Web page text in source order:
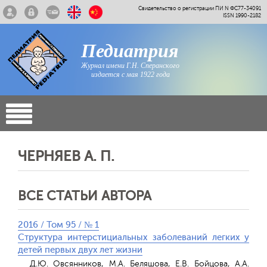
Свидетельство о регистрации ПИ N ФС77-34091
ISSN 1990-2182
Педиатрия
Журнал имени Г.Н. Сперанского
издается с мая 1922 года
ЧЕРНЯЕВ А. П.
ВСЕ СТАТЬИ АВТОРА
2016 / Том 95 / № 1
Структура интерстициальных заболеваний легких у
детей первых двух лет жизни
Д.Ю. Овсянников, М.А. Беляшова, Е.В. Бойцова, А.А.